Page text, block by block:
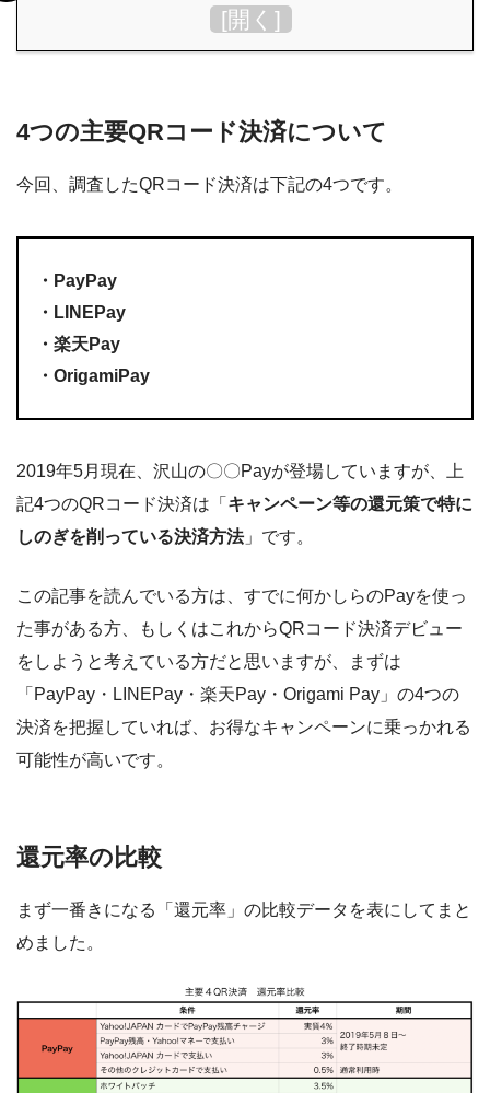
[開く ]
4つの主要QRコード決済について
今回、調査したQRコード決済は下記の4つです。
・PayPay
・LINEPay
・楽天Pay
・OrigamiPay
2019年5月現在、沢山の〇〇Payが登場していますが、上
記4つのQRコード決済は「 キャンペーン等の還元策で特に
しのぎを削っている決済方法」です。
この記事を読んでいる方は、すでに何かしらのPayを使っ
た事がある方、もしくはこれからQRコード決済デビュー
をしようと考えている方だと思いますが、まずは
「PayPay・LINEPay・楽天Pay・Origami Pay」の4つの
決済を把握していれば、お得なキャンペーンに乗っかれる
可能性が高いです。
還元率の比較
まず一番きになる「還元率」の比較データを表にしてまと
めました。